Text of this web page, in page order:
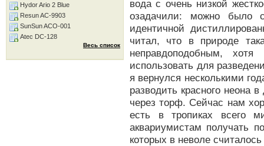
вода с очень низкой
озадачили: можно было
идентичной
читал, что в природе
неправдоподобным,
использовать для
я вернулся несколькими
разводить красного неона
через торф. Сейчас нам
есть в тропиках всего
аквариумистам получать
которых в неволе
Hydor Ario 2 Blue
Resun AC-9903
SunSun ACO-001
Atec DC-128
Весь список